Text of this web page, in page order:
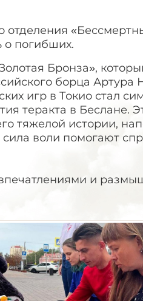
отделения
о погибших.
Бронза»,
борца Артура
игр в Токио стал
теракта в Беслане.
тяжелой истории,
воли помогают
и